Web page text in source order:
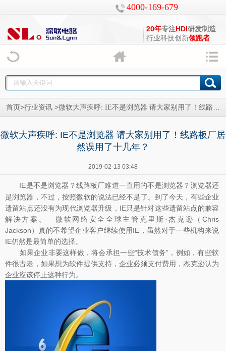
4000-169-679
20年专注HDI研发制造
行业科技创新领跑者
首页 >行业资讯 >微软大声疾呼: IE不是浏览器 请大家别用了！线路板厂居然误用了十几年？
微软大声疾呼: IE不是浏览器 请大家别用了！线路板厂居
然误用了十几年？
2019-02-13 03:48
IE是不是浏览器？ 线路板厂难道一直用的不是浏览器？浏览器还
是浏览器，不过，按照微软的说法已经不是了。到了今天，有些企业
遗留站点还没有为现代浏览器升级，IE只是针对这些遗留站点的兼容
解决方案。 微软网络安全全球主管克里斯·杰克逊（Chris
Jackson）真的不希望企业客户继续使用IE，虽然对于一些机构来说
IE仍然是最简单的选择。
如果企业非要这样做，将会承担一些“技术债务”，例如，有些软
件很古老，如果想为软件提供支持，企业必须支付费用，杰克逊认为
企业应该停止这种行为。